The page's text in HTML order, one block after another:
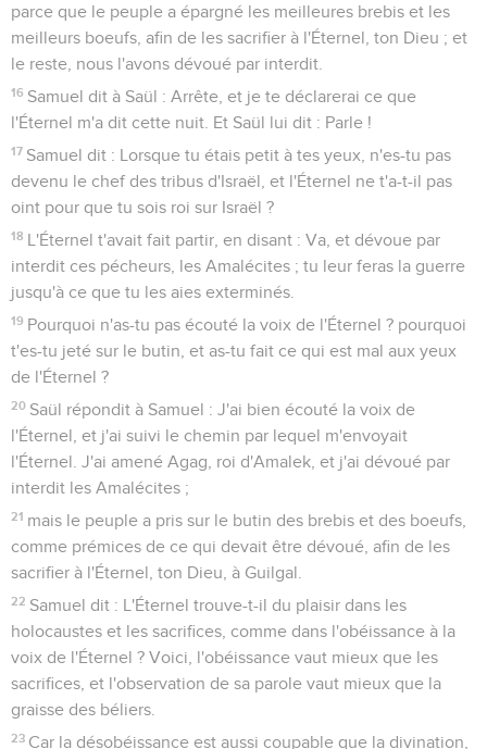
parce que le peuple a épargné les meilleures brebis et les
meilleurs boeufs, afin de les sacrifier à l'Éternel, ton Dieu ; et
le reste, nous l'avons dévoué par interdit.
16 Samuel dit à Saül : Arrête, et je te déclarerai ce que
l'Éternel m'a dit cette nuit. Et Saül lui dit : Parle !
17 Samuel dit : Lorsque tu étais petit à tes yeux, n'es-tu pas
devenu le chef des tribus d'Israël, et l'Éternel ne t'a-t-il pas
oint pour que tu sois roi sur Israël ?
18 L'Éternel t'avait fait partir, en disant : Va, et dévoue par
interdit ces pécheurs, les Amalécites ; tu leur feras la guerre
jusqu'à ce que tu les aies exterminés.
19 Pourquoi n'as-tu pas écouté la voix de l'Éternel ? pourquoi
t'es-tu jeté sur le butin, et as-tu fait ce qui est mal aux yeux
de l'Éternel ?
20 Saül répondit à Samuel : J'ai bien écouté la voix de
l'Éternel, et j'ai suivi le chemin par lequel m'envoyait
l'Éternel. J'ai amené Agag, roi d'Amalek, et j'ai dévoué par
interdit les Amalécites ;
21 mais le peuple a pris sur le butin des brebis et des boeufs,
comme prémices de ce qui devait être dévoué, afin de les
sacrifier à l'Éternel, ton Dieu, à Guilgal.
22 Samuel dit : L'Éternel trouve-t-il du plaisir dans les
holocaustes et les sacrifices, comme dans l'obéissance à la
voix de l'Éternel ? Voici, l'obéissance vaut mieux que les
sacrifices, et l'observation de sa parole vaut mieux que la
graisse des béliers.
23 Car la désobéissance est aussi coupable que la divination,